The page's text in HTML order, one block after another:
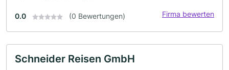
0.0 (0 Bewertungen) Firma bewerten
Schneider Reisen GmbH